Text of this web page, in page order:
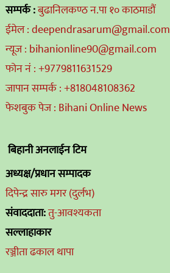
सम्पर्क :बुढानिलकण्ठ न.पा १० काठमाडौं
ईमेल : deependrasarum@gmail.com
न्यूज : bihanionline90@gmail.com
फोन नं : +9779811631529
जापान सम्पर्क : +818048108362
फेशबुक पेज : Bihani Online News
बिहानी अनलाईन टिम
अध्यक्ष/प्रधान सम्पादक
दिपेन्द्र सारु मगर (दुर्लभ)
संवाददाता:तु-आवश्यकता
सल्लाहाकार
रञ्जीता ढकाल थापा